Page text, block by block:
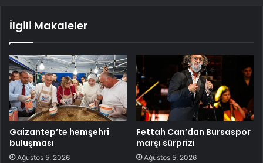
İlgili Makaleler
Gaizantep’te hemşehri
buluşması
Ağustos 5, 2026
Fettah Can’dan Bursaspor
marşı sürprizi
Ağustos 5, 2026